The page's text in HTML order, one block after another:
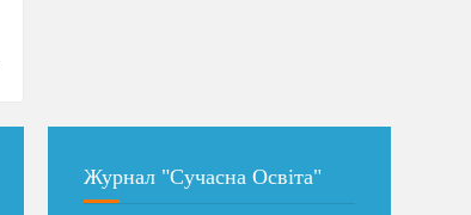
Журнал "Сучасна Освіта"